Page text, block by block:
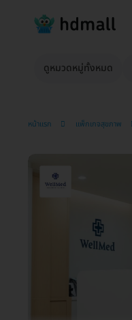
ดูหมวดหมู่ทั้งหมด
หน้าแรก แพ็กเกจสุขภาพ